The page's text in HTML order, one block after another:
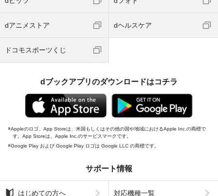
dアニメストア dヘルスケア
ドコモスポーツくじ
dブックアプリのダウンロードはコチラ
Appleのロゴ、App Storeは、米国もしくはその他の国や地域におけるApple Inc.の商標で
す。App Storeは、Apple Inc.のサービスマークです。
Google Play および Google Play ロゴは Google LLC の商標です。
サポート情報
はじめての方へ 対応機種一覧